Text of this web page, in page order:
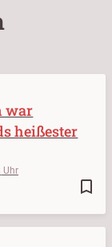
bookmark_border
war
heißester